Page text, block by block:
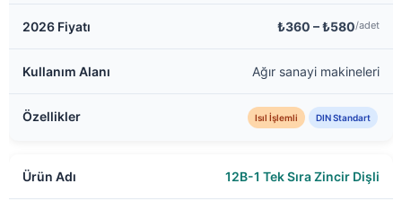
₺360 – ₺580/adet
Ağır sanayi makineleri
Isıl İşlemli DIN Standart
12B-1 Tek Sıra Zincir Dişli